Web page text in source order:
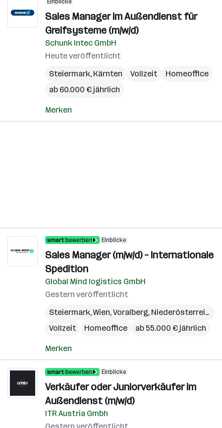
Einblicke
Sales Manager im Außendienst für
Greifsysteme (m/w/d)
Schunk Intec GmbH
Heute veröffentlicht
Steiermark, Kärnten Vollzeit
Homeoffice
ab 60.000 € jährlich
Merken
Einblicke
Sales Manager (m/w/d) – Internationale
Spedition
Global Mind logistics GmbH
Gestern veröffentlicht
Steiermark,Wien,Voralberg, Niederösterreich
Vollzeit
Homeoffice ab 55.000 € jährlich
Merken
Einblicke
Verkäufer oder Juniorverkäufer im
Außendienst (m/w/d)
ITR Austria Gmbh